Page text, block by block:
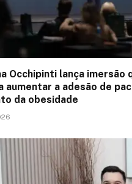
Occhipinti lança imersão
aumentar a adesão de
da obesidade